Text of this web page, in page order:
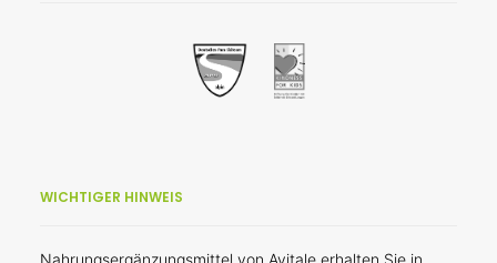
WICHTIGER HINWEIS
Nahrungsergänzungsmittel von Avitale erhalten Sie in